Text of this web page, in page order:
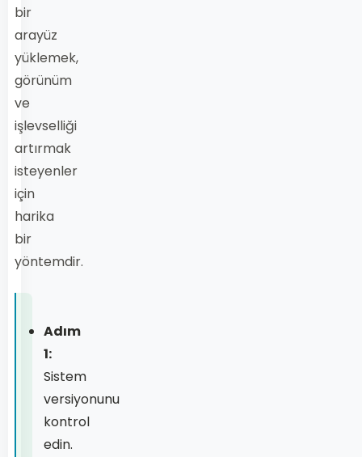
bir
arayüz
yüklemek,
görünüm
ve
işlevselliği
artırmak
isteyenler
için
harika
bir
yöntemdir.
Adım
1:
Sistem
versiyonunu
kontrol
edin.